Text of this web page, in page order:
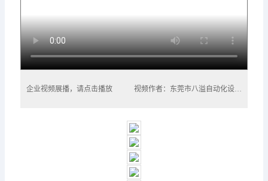
企业视频展播，请点击播放